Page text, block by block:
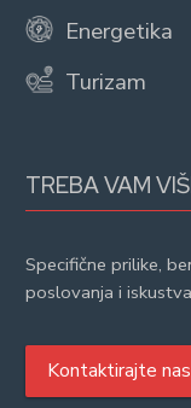
Energetika
Turizam
TREBA VAM
Specifične prilike,
poslovanja i
Kontaktirajte nas